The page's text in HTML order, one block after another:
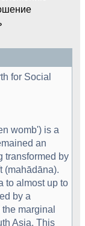
for Social
womb') is a
an
transformed by
(mahādāna).
to almost up to
by a
marginal
Asia. This